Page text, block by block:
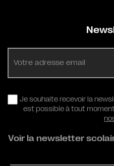
Je souhaite recevoir la
est possible à tout
Voir la newsletter